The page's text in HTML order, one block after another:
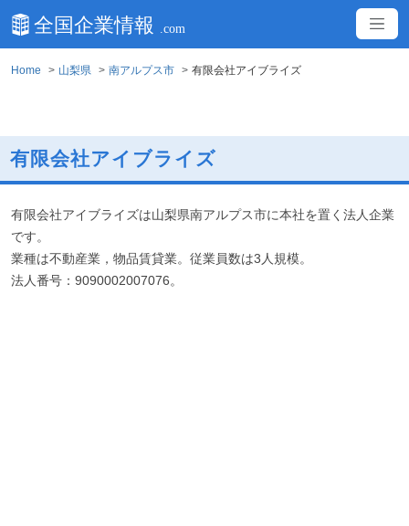
Home 山梨県 南アルプス市 有限会社アイブライズ
有限会社アイブライズ
有限会社アイブライズは山梨県南アルプス市に本社を置く法人企業
です。
業種は不動産業，物品賃貸業。従業員数は3人規模。
法人番号：9090002007076。